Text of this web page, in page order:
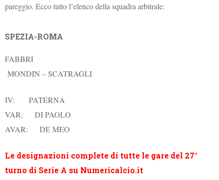
pareggio. Ecco tutto l’elenco della squadra arbitrale:
SPEZIA-ROMA
FABBRI
MONDIN – SCATRAGLI
IV: PATERNA
VAR: DI PAOLO
AVAR: DE MEO
Le designazioni complete di tutte le gare del 27°
turno di Serie A su Numericalcio.it